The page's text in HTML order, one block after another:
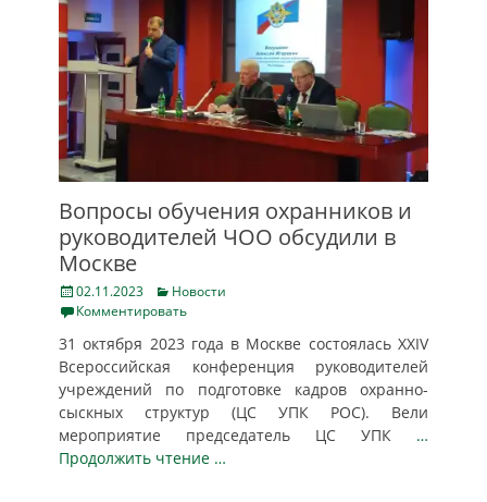
Вопросы обучения охранников и
руководителей ЧОО обсудили в
Москве
Posted
on
02.11.2023 Categories
Новости
Комментировать
31 октября 2023 года в Москве состоялась XXIV
Всероссийская конференция руководителей
учреждений по подготовке кадров охранно-
сыскных структур (ЦС УПК РОС). Вели
мероприятие председатель ЦС УПК …
Продолжить чтение …